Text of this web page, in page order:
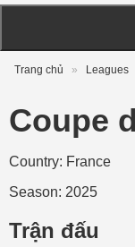
Trang chủ » Leagues
Coupe
Country: France
Season: 2025
Trận đấu